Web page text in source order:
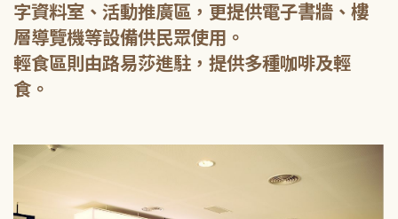
字資料室、活動推廣區，更提供電子書牆、樓
層導覽機等設備供民眾使用。
輕食區則由路易莎進駐，提供多種咖啡及輕
食。